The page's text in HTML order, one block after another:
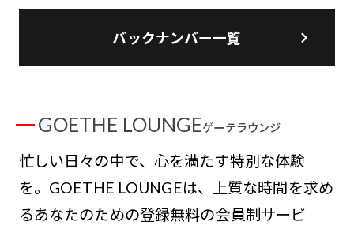
バックナンバー一覧
GOETHE LOUNGEゲーテラウンジ
忙しい日々の中で、心を満たす特別な体験
を。GOETHE LOUNGEは、上質な時間を求め
るあなたのための登録無料の会員制サービ